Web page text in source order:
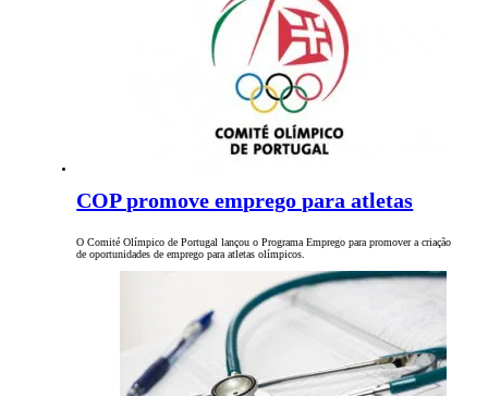
COP promove emprego para atletas
O Comité Olímpico de Portugal lançou o Programa Emprego para promover a criação
de oportunidades de emprego para atletas olímpicos.